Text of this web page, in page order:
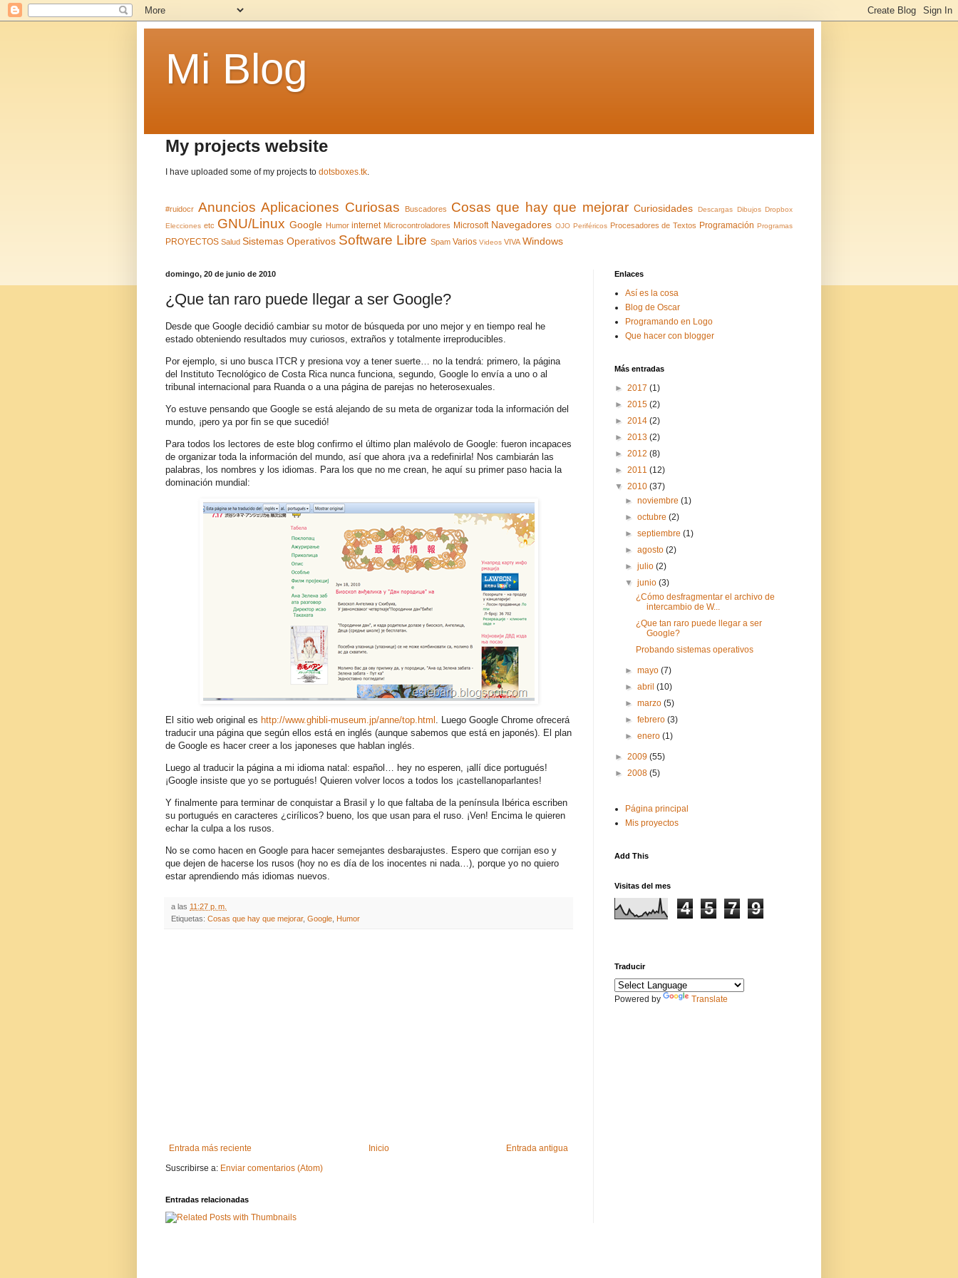
Mi Blog
My projects website
I have uploaded some of my projects to dotsboxes.tk.
#ruidocr Anuncios Aplicaciones Curiosas Buscadores Cosas que hay que mejorar Curiosidades Descargas Dibujos Dropbox
Elecciones etc GNU/Linux Google Humor internet Microcontroladores Microsoft Navegadores OJO Periféricos Procesadores de Textos Programación Programas
PROYECTOS Salud Sistemas Operativos Software Libre Spam Varios Videos VIVA Windows
domingo, 20 de junio de 2010
¿Que tan raro puede llegar a ser Google?
Desde que Google decidió cambiar su motor de búsqueda por uno mejor y en tiempo real he
estado obteniendo resultados muy curiosos, extraños y totalmente irreproducibles.
Por ejemplo, si uno busca ITCR y presiona voy a tener suerte… no la tendrá: primero, la página
del Instituto Tecnológico de Costa Rica nunca funciona, segundo, Google lo envía a uno o al
tribunal internacional para Ruanda o a una página de parejas no heterosexuales.
Yo estuve pensando que Google se está alejando de su meta de organizar toda la información del
mundo, ¡pero ya por fin se que sucedió!
Para todos los lectores de este blog confirmo el último plan malévolo de Google: fueron incapaces
de organizar toda la información del mundo, así que ahora ¡va a redefinirla! Nos cambiarán las
palabras, los nombres y los idiomas. Para los que no me crean, he aquí su primer paso hacia la
dominación mundial:
El sitio web original es http://www.ghibli-museum.jp/anne/top.html . Luego Google Chrome ofrecerá
traducir una página que según ellos está en inglés (aunque sabemos que está en japonés). El plan
de Google es hacer creer a los japoneses que hablan inglés.
Luego al traducir la página a mi idioma natal: español… hey no esperen, ¡allí dice portugués!
¡Google insiste que yo se portugués! Quieren volver locos a todos los ¡castellanoparlantes!
Y finalmente para terminar de conquistar a Brasil y lo que faltaba de la península Ibérica escriben
su portugués en caracteres ¿cirílicos? bueno, los que usan para el ruso. ¡Ven! Encima le quieren
echar la culpa a los rusos.
No se como hacen en Google para hacer semejantes desbarajustes. Espero que corrijan eso y
que dejen de hacerse los rusos (hoy no es día de los inocentes ni nada…), porque yo no quiero
estar aprendiendo más idiomas nuevos.
a las 11:27 p. m.
Etiquetas: Cosas que hay que mejorar, Google Humor
Entrada más reciente Entrada antigua
Inicio
Suscribirse a: Enviar comentarios (Atom)
Entradas relacionadas
Enlaces
Así es la cosa
Blog de Oscar
Programando en Logo
Que hacer con blogger
Más entradas
► 2017 (1)
► 2015 (2)
► 2014 (2)
► 2013 (2)
► 2012 (8)
► 2011 (12)
▼ 2010 (37)
►noviembre(1)
►octubre(2)
►septiembre(1)
►agosto(2)
►julio(2)
▼junio(3)
¿Cómo desfragmentar el archivo de
intercambio de W...
¿Que tan raro puede llegar a ser
Google?
Probando sistemas operativos
►mayo(7)
►abril(10)
►marzo(5)
►febrero(3)
►enero(1)
► 2009 (55)
► 2008 (5)
Página principal
Mis proyectos
Add This
Visitas del mes
4 5 7 9
Traducir
Powered by Translate